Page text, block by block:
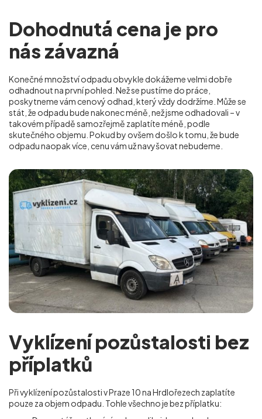
Dohodnutá cena je pro
nás závazná
Konečné množství odpadu obvykle dokážeme velmi dobře
odhadnout na první pohled. Než se pustíme do práce,
poskytneme vám cenový odhad, který vždy dodržíme. Může se
stát, že odpadu bude nakonec méně, než jsme odhadovali – v
takovém případě samozřejmě zaplatíte méně, podle
skutečného objemu. Pokud by ovšem došlo k tomu, že bude
odpadu naopak více, cenu vám už navyšovat nebudeme.
Vyklízení pozůstalosti bez
příplatků
Při vyklízení pozůstalosti v Praze 10 na Hrdlořezech zaplatíte
pouze za objem odpadu. Tohle všechno je bez příplatku: